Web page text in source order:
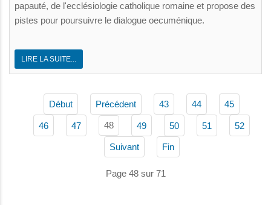
papauté, de l'ecclésiologie catholique romaine et propose des
pistes pour poursuivre le dialogue oecuménique.
LIRE LA SUITE...
Début Précédent 43 44 45
46 47 48 49 50 51 52
Suivant Fin
Page 48 sur 71